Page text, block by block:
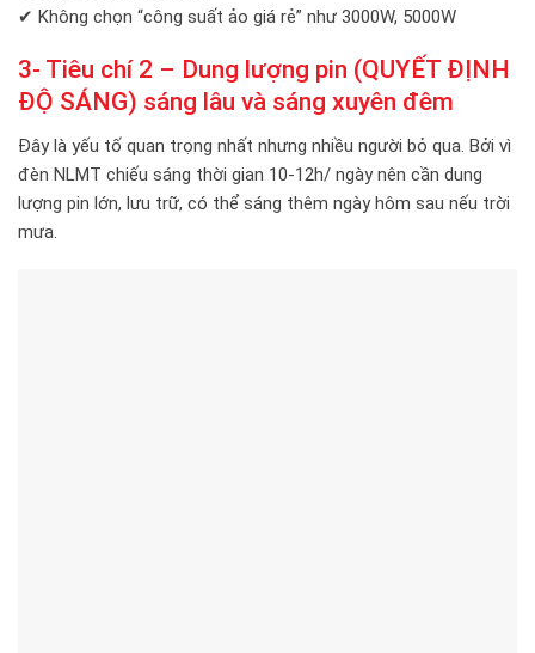
✔ Không chọn “công suất ảo giá rẻ” như 3000W, 5000W
3- Tiêu chí 2 – Dung lượng pin (QUYẾT ĐỊNH
ĐỘ SÁNG) sáng lâu và sáng xuyên đêm
Đây là yếu tố quan trọng nhất nhưng nhiều người bỏ qua. Bởi vì
đèn NLMT chiếu sáng thời gian 10-12h/ ngày nên cần dung
lượng pin lớn, lưu trữ, có thể sáng thêm ngày hôm sau nếu trời
mưa.